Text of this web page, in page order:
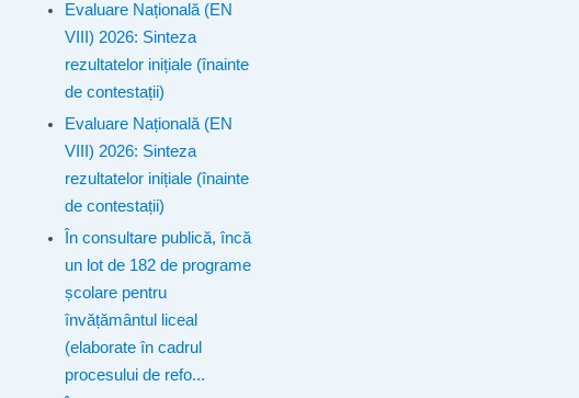
Evaluare Națională (EN
VIII) 2026: Sinteza
rezultatelor inițiale (înainte
de contestații)
Evaluare Națională (EN
VIII) 2026: Sinteza
rezultatelor inițiale (înainte
de contestații)
În consultare publică, încă
un lot de 182 de programe
școlare pentru
învățământul liceal
(elaborate în cadrul
procesului de refo...